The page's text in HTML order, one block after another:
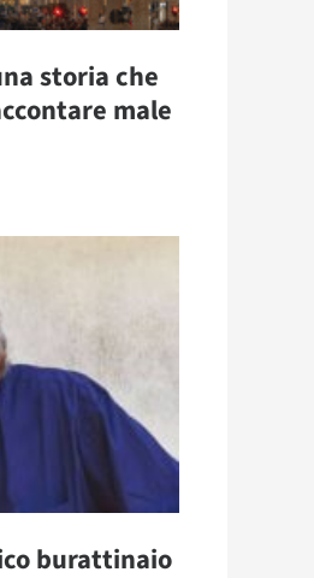
storia che
male
burattinaio